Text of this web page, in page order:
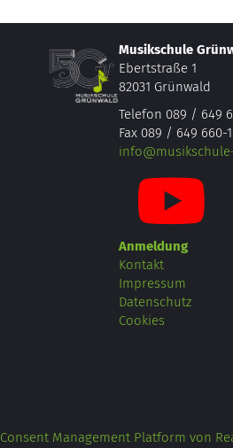
Musikschule
Ebertstraße 1
82031 Grünwald
Telefon 089 / 649
Fax 089 / 649 660-
Anmeldung
Kontakt
Impressum
Datenschutz
Cookies
Consent Management Platform von